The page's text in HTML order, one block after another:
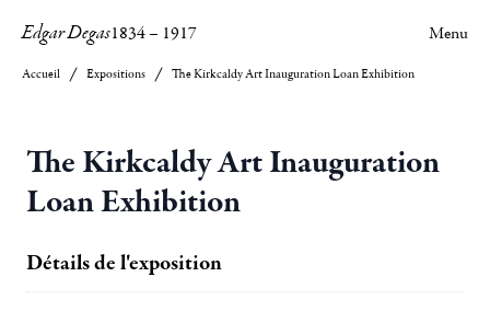
Edgar Degas1834– 1917 Menu
Accueil Expositions The Kirkcaldy Art Inauguration Loan Exhibition
The Kirkcaldy Art Inauguration
Loan Exhibition
Détails de l'exposition